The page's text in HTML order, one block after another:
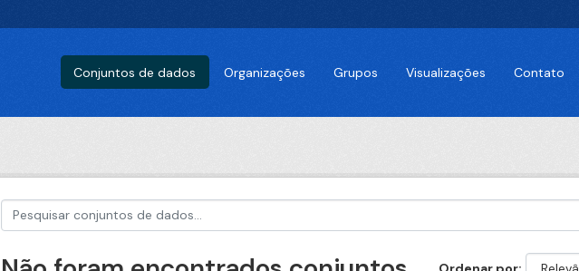
Conjuntos de dados Organizações Grupos Visualizações Contato